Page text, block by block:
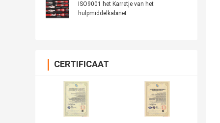
ISO9001 het Karretje van het
hulpmiddelkabinet
CERTIFICAAT